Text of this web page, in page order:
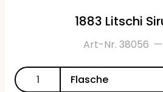
1883 Litschi
Art-Nr. 38056 —